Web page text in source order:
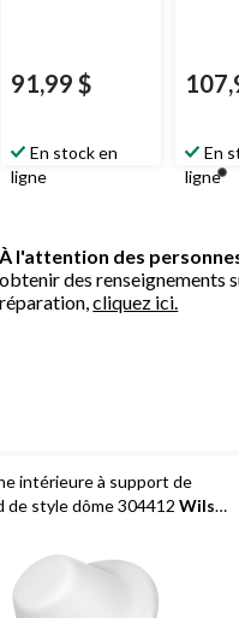
91,99 $
En stock en
ligne
En
ligne
À l'attention des
obtenir des renseignements
réparation,cliquez ici.
intérieure à support de
de style dôme 304412 Wilson